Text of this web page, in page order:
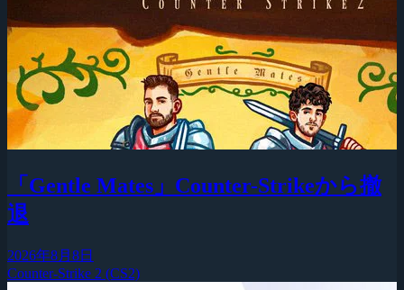
「Gentle Mates」Counter-Strikeから撤
退
2026年8月8日
Counter-Strike 2 (CS2)